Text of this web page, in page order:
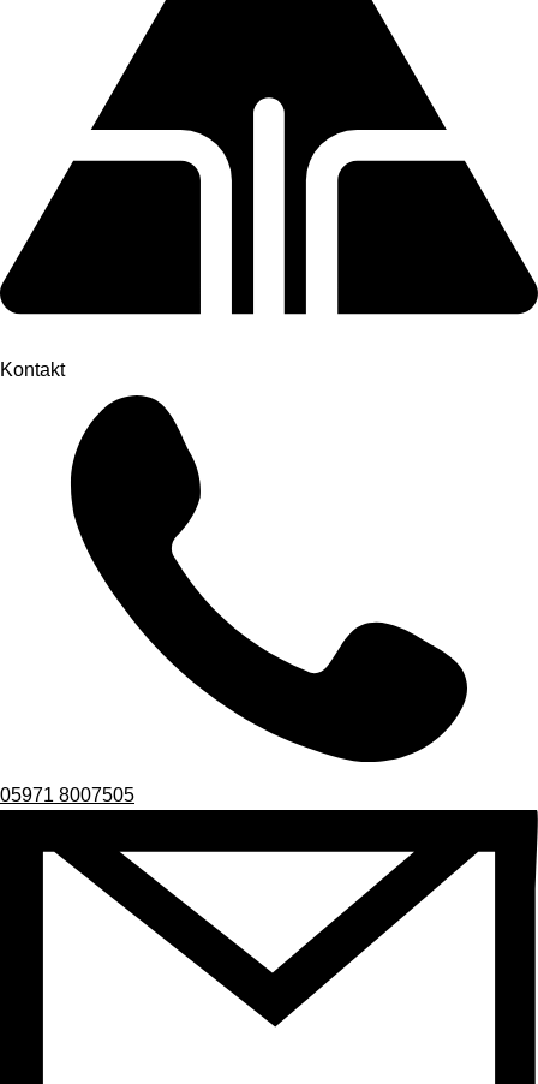
Kontakt
05971 8007505